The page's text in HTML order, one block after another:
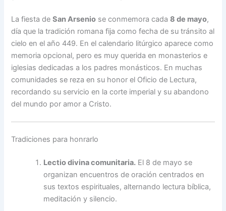
La fiesta deSan Arsenio se conmemora cada8 de mayo,
día que la tradición romana fija como fecha de su tránsito al
cielo en el año 449. En el calendario litúrgico aparece como
memoria opcional, pero es muy querida en monasterios e
iglesias dedicadas a los padres monásticos. En muchas
comunidades se reza en su honor el Oficio de Lectura,
recordando su servicio en la corte imperial y su abandono
del mundo por amor a Cristo.
Tradiciones para honrarlo
Lectio divina comunitaria. El 8 de mayo se
organizan encuentros de oración centrados en
sus textos espirituales, alternando lectura bíblica,
meditación y silencio.